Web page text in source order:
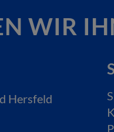
WIR
Hersfeld